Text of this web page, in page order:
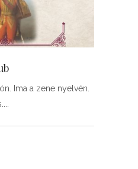
Ima a zene nyelvén.